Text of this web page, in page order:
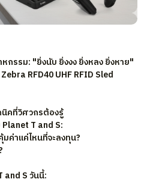
กรรม: "ยิ่งนับ ยิ่งงง ยิ่งหลง ยิ่งหาย"
RFD40 UHF RFID Sled
นิคที่วิศวกรต้องรู้
Planet T and S:
มค่าแค่ไหนที่จะลงทุน?
and S วันนี้: